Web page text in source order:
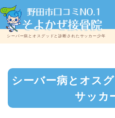
シーバー病とオスグッドと診断されたサッカー少年
シーバー病とオス
サッカ